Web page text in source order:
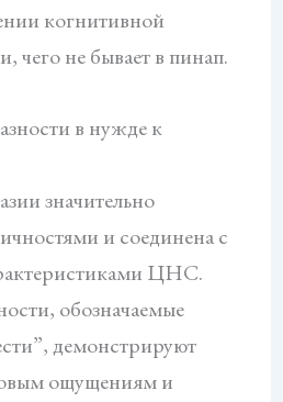
когнитивной
чего не бывает в пинап.
в нужде к
значительно
и соединена с
ЦНС.
обозначаемые
демонстрируют
ощущениям и